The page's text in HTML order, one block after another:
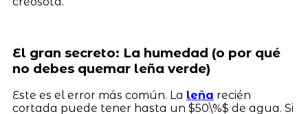
El gran secreto: La humedad (o por qué
no debes quemar leña verde)
Este es el error más común. La leña recién
cortada puede tener hasta un $50\%$ de agua. Si